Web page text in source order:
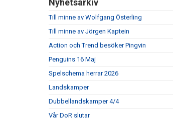
Nyhetsarkiv
Till minne av Wolfgang Österling
Till minne av Jörgen Kaptein
Action och Trend besöker Pingvin
Penguins 16 Maj
Spelschema herrar 2026
Landskamper
Dubbellandskamper 4/4
Vår DoR slutar